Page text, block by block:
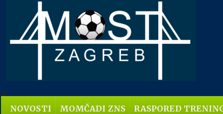
NOVOSTI MOMČADI ZNS RASPORED